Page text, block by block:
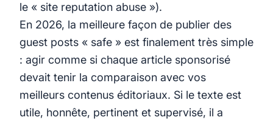
le « site reputation abuse »).
En 2026, la meilleure façon de publier des
guest posts « safe » est finalement très simple
: agir comme si chaque article sponsorisé
devait tenir la comparaison avec vos
meilleurs contenus éditoriaux. Si le texte est
utile, honnête, pertinent et supervisé, il a